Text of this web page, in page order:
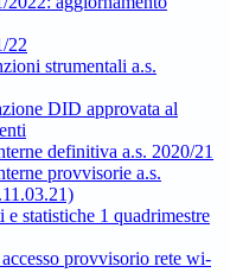
22
strumentali a.s.
DID approvata al
definitiva a.s. 2020/21
provvisorie a.s.
statistiche 1 quadrimestre
provvisorio rete wi-